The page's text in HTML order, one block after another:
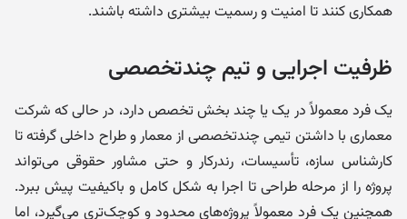
همکاری کنند تا امنیت و رسمیت بیشتری داشته باشند.
ظرفیت اجرایی و تیم چندتخصصی
یک فرد معمولاً در یک یا چند بخش تخصص دارد، در حالی که شرکت
معماری با داشتن تیمی چندتخصصی از معمار و طراح داخلی گرفته تا
کارشناس سازه، تأسیسات، رندرکار و حتی مشاور حقوقی می‌تواند
پروژه را از مرحله طراحی تا اجرا به شکل کامل و باکیفیت پیش ببرد.
همچنین یک فرد معمولاً پروژه‌های محدود و کوچک‌تری می‌گیرد، اما